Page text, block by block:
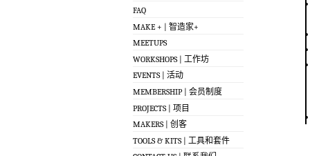
FAQ
MAKE + | 智造家+
MEETUPS
WORKSHOPS | 工作坊
EVENTS | 活动
MEMBERSHIP | 会员制度
PROJECTS | 项目
MAKERS | 创客
TOOLS & KITS | 工具和套件